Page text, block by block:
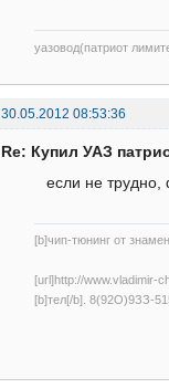
уазовод(патриот
30.05.2012 08:53:36
Re: Купил УАЗ
если не трудно,
[b]чип-тюнинг от
[url]http://www.vladimir-
[b]тел[/b]. 8(92О)9ЗЗ-